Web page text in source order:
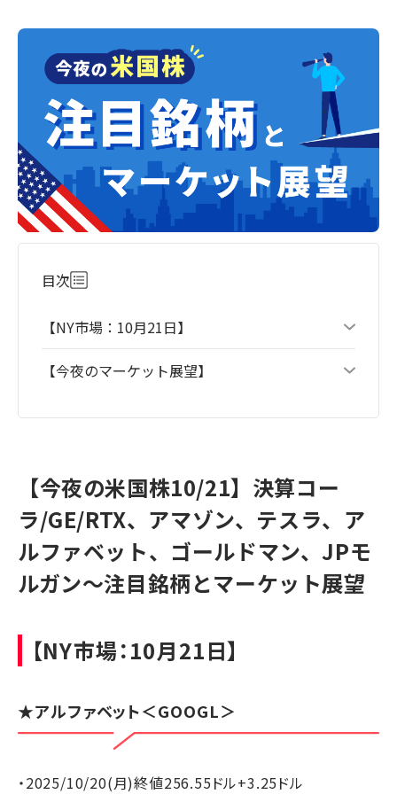
目次
【NY市場：10月21日】
【今夜のマーケット展望】
【今夜の米国株10/21】決算コー
ラ/GE/RTX、アマゾン、テスラ、ア
ルファベット、ゴールドマン、JPモ
ルガン～注目銘柄とマーケット展望
【NY市場：10月21日】
★アルファベット＜GOOGL＞
・2025/10/20(月)終値256.55ドル+3.25ドル